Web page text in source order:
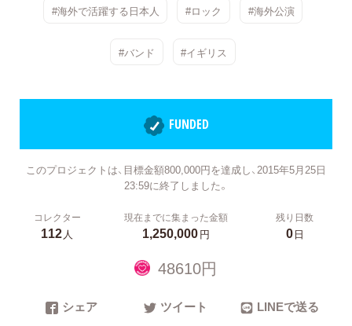
#海外で活躍する日本人 #ロック #海外公演
#バンド #イギリス
FUNDED
このプロジェクトは、目標金額800,000円を達成し、2015年5月25日
23:59に終了しました。
コレクター
112人
現在までに集まった金額
1,250,000円
48610円
残り日数
0日
シェア ツイート LINEで送る